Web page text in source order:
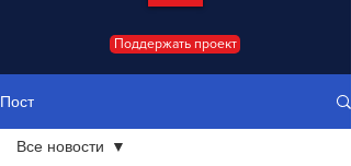
Поддержать проект
Пост
Все новости